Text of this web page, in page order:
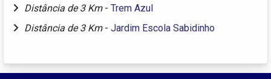
Distância de 3 Km - Trem Azul
Distância de 3 Km - Jardim Escola Sabidinho